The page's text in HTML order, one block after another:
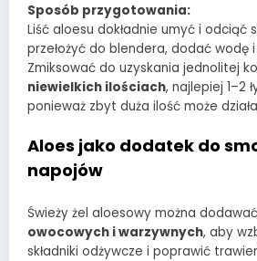
Sposób przygotowania:
Liść aloesu dokładnie umyć i odciąć
przełożyć do blendera, dodać wodę
Zmiksować do uzyskania jednolitej
niewielkich ilościach, najlepiej 1–2
ponieważ zbyt duża ilość może
Aloes jako dodatek do
napojów
Świeży żel aloesowy można
owocowych i warzywnych, aby
składniki odżywcze i poprawić